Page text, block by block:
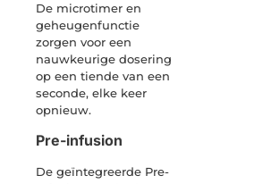
De microtimer en
geheugenfunctie
zorgen voor een
nauwkeurige dosering
op een tiende van een
seconde, elke keer
opnieuw.
Pre-infusion
De geïntegreerde Pre-